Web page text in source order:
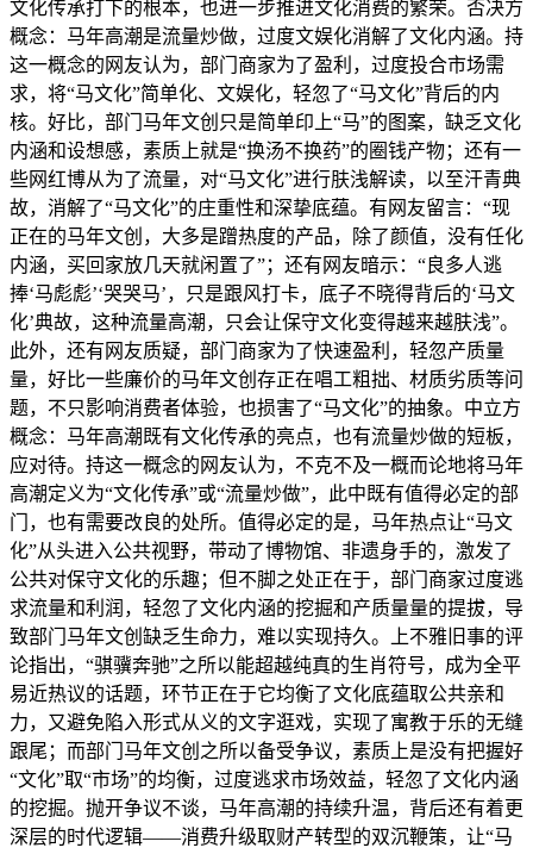
文化传承打下的根本，也进一步推进文化消费的繁荣。否决方
概念：马年高潮是流量炒做，过度文娱化消解了文化内涵。持
这一概念的网友认为，部门商家为了盈利，过度投合市场需
求，将“马文化”简单化、文娱化，轻忽了“马文化”背后的内
核。好比，部门马年文创只是简单印上“马”的图案，缺乏文化
内涵和设想感，素质上就是“换汤不换药”的圈钱产物；还有一
些网红博从为了流量，对“马文化”进行肤浅解读，以至汗青典
故，消解了“马文化”的庄重性和深挚底蕴。有网友留言：“现
正在的马年文创，大多是蹭热度的产品，除了颜值，没有任化
内涵，买回家放几天就闲置了”；还有网友暗示：“良多人逃
捧‘马彪彪’‘哭哭马’，只是跟风打卡，底子不晓得背后的‘马文
化’典故，这种流量高潮，只会让保守文化变得越来越肤浅”。
此外，还有网友质疑，部门商家为了快速盈利，轻忽产质量
量，好比一些廉价的马年文创存正在唱工粗拙、材质劣质等问
题，不只影响消费者体验，也损害了“马文化”的抽象。中立方
概念：马年高潮既有文化传承的亮点，也有流量炒做的短板，
应对待。持这一概念的网友认为，不克不及一概而论地将马年
高潮定义为“文化传承”或“流量炒做”，此中既有值得必定的部
门，也有需要改良的处所。值得必定的是，马年热点让“马文
化”从头进入公共视野，带动了博物馆、非遗身手的，激发了
公共对保守文化的乐趣；但不脚之处正在于，部门商家过度逃
求流量和利润，轻忽了文化内涵的挖掘和产质量量的提拔，导
致部门马年文创缺乏生命力，难以实现持久。上不雅旧事的评
论指出，“骐骥奔驰”之所以能超越纯真的生肖符号，成为全平
易近热议的话题，环节正在于它均衡了文化底蕴取公共亲和
力，又避免陷入形式从义的文字逛戏，实现了寓教于乐的无缝
跟尾；而部门马年文创之所以备受争议，素质上是没有把握好
“文化”取“市场”的均衡，过度逃求市场效益，轻忽了文化内涵
的挖掘。抛开争议不谈，马年高潮的持续升温，背后还有着更
深层的时代逻辑——消费升级取财产转型的双沉鞭策，让“马